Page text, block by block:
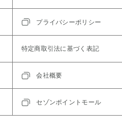
プライバシーポリシー
特定商取引法に基づく表記
会社概要
セゾンポイントモール